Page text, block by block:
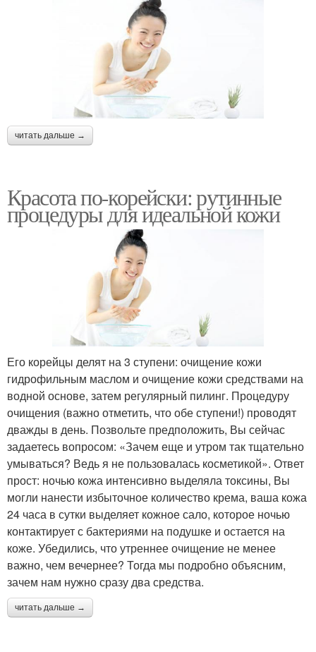
читать дальше →
Красота по-корейски: рутинные
процедуры для идеальной кожи
Его корейцы делят на 3 ступени: очищение кожи
гидрофильным маслом и очищение кожи средствами на
водной основе, затем регулярный пилинг. Процедуру
очищения (важно отметить, что обе ступени!) проводят
дважды в день. Позвольте предположить, Вы сейчас
задаетесь вопросом: «Зачем еще и утром так тщательно
умываться? Ведь я не пользовалась косметикой». Ответ
прост: ночью кожа интенсивно выделяла токсины, Вы
могли нанести избыточное количество крема, ваша кожа
24 часа в сутки выделяет кожное сало, которое ночью
контактирует с бактериями на подушке и остается на
коже. Убедились, что утреннее очищение не менее
важно, чем вечернее? Тогда мы подробно объясним,
зачем нам нужно сразу два средства.
читать дальше →